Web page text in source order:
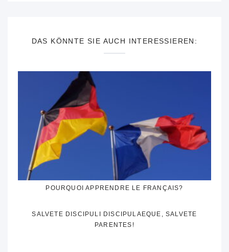
DAS KÖNNTE SIE AUCH INTERESSIEREN:
POURQUOI APPRENDRE LE FRANÇAIS?
SALVETE DISCIPULI DISCIPULAEQUE, SALVETE
PARENTES!